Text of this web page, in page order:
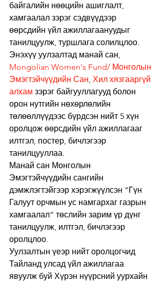
байгалийн нөөцийн ашиглалт,
хамгаалал зэрэг сэдвүүдээр
өөрсдийн үйл ажиллагаануудыг
танилцуулж, туршлага солилцлоо.
Энэхүү уулзалтад манай сан,
Mongolian Women's Fund/ Монголын
Эмэгтэйчүүдийн Сан, Хил хязгааргүй
алхам зэрэг байгууллагууд болон
орон нутгийн нөхөрлөлийн
төлөөллүүдээс бүрдсэн нийт 5 хүн
оролцож өөрсдийн үйл ажиллагааг
илтгэл, постер, бичлэгээр
танилцууллаа.
Манай сан Монголын
Эмэгтэйчүүдийн сангийн
дэмжлэгтэйгээр хэрэгжүүлсэн “Гүн
Галуут орчмын ус намгархаг газрын
хамгаалал” төслийн зарим үр дүнг
танилцуулж, илтгэл, бичлэгээр
оролцлоо.
Уулзалтын үеэр нийт оролцогчид
Тайланд улсад үйл ажиллагаа
явуулж буй Хүрэн нүүрсний уурхайн